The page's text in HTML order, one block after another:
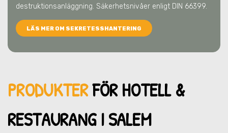
destruktionsanläggning. Säkerhetsnivåer enligt DIN 66399.
LÄS MER OM SEKRETESSHANTERING
PRODUKTERFÖR HOTELL &
RESTAURANG I SALEM